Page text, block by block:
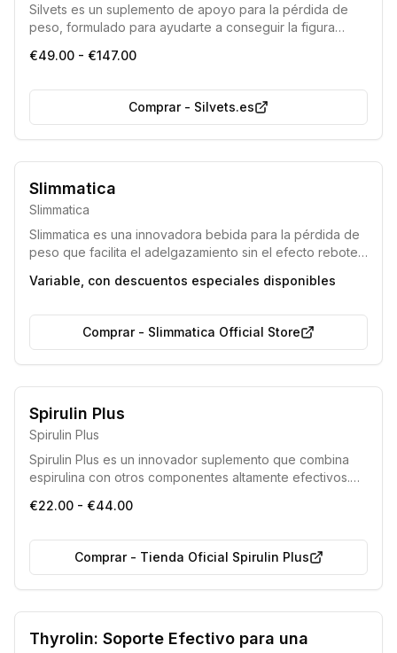
Silvets es un suplemento de apoyo para la pérdida de
peso, formulado para ayudarte a conseguir la figura
adelgazamiento, acelera el metabolismo, aumenta los
€49.00 - €147.00
Comprar- Silvets.es
Composición con ingredientes naturales
Efecto integral para la mejora de la salud
Slimmatica
Slimmatica
Slimmatica es una innovadora bebida para la pérdida de
peso que facilita el adelgazamiento sin el efecto rebote.
transformar la grasa en energía, eliminar toxinas y
Variable, con descuentos especiales disponibles
Comprar- Slimmatica Official Store
Libre de Organismos Modificados Genéticamente (OMG)
Apto para celíacos (Sin Gluten)
Spirulin Plus
Spirulin Plus
Spirulin Plus es un innovador suplemento que combina
espirulina con otros componentes altamente efectivos.
eliminar el exceso de líquidos y potenciar la vitalidad
€22.00 - €44.00
Comprar- Tienda Oficial Spirulin Plus
Thyrolin: Soporte Efectivo para una